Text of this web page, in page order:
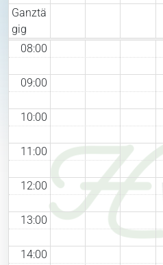
VGem
Bauen &Wohnen
Leben &
Gewerbe &Gaststätten
Aktuelles
Links
Ganztä
gig
07:00
08:00
09:00
10:00
11:00
12:00
13:00
14:00